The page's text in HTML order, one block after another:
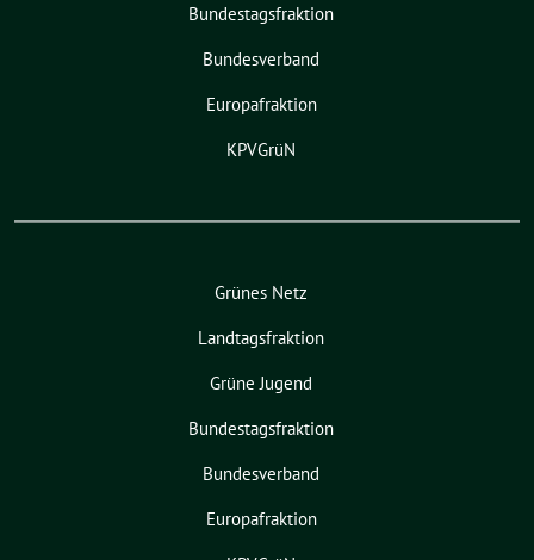
Bundestagsfraktion
Bundesverband
Europafraktion
KPVGrüN
Grünes Netz
Landtagsfraktion
Grüne Jugend
Bundestagsfraktion
Bundesverband
Europafraktion